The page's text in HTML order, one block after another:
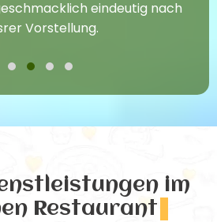
eindeutig nach
Vorstellung.
im
Restaurant